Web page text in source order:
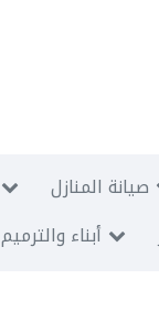
صيانة المنازل
أبناء والترميم